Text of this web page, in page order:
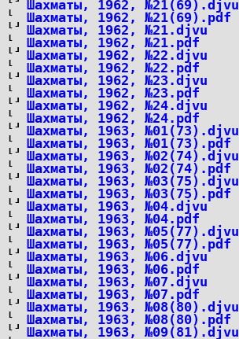
Шахматы, 1962, №21(69).djvu
Шахматы, 1962, №21(69).pdf
Шахматы, 1962, №21.djvu
Шахматы, 1962, №21.pdf
Шахматы, 1962, №22.djvu
Шахматы, 1962, №22.pdf
Шахматы, 1962, №23.djvu
Шахматы, 1962, №23.pdf
Шахматы, 1962, №24.djvu
Шахматы, 1962, №24.pdf
Шахматы, 1963, №01(73).djvu
Шахматы, 1963, №01(73).pdf
Шахматы, 1963, №02(74).djvu
Шахматы, 1963, №02(74).pdf
Шахматы, 1963, №03(75).djvu
Шахматы, 1963, №03(75).pdf
Шахматы, 1963, №04.djvu
Шахматы, 1963, №04.pdf
Шахматы, 1963, №05(77).djvu
Шахматы, 1963, №05(77).pdf
Шахматы, 1963, №06.djvu
Шахматы, 1963, №06.pdf
Шахматы, 1963, №07.djvu
Шахматы, 1963, №07.pdf
Шахматы, 1963, №08(80).djvu
Шахматы, 1963, №08(80).pdf
Шахматы, 1963, №09(81).djvu